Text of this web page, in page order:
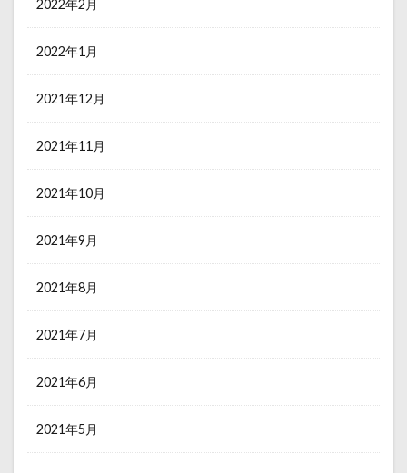
2022年2月
2022年1月
2021年12月
2021年11月
2021年10月
2021年9月
2021年8月
2021年7月
2021年6月
2021年5月